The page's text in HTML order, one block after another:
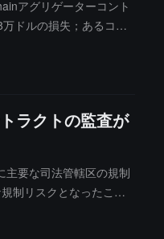
アグリゲーターコント
ドルの損失；あるコン
ラクトの監査が
要な司法管轄区の規制
制リスクとなったこと
規制フレームワークは